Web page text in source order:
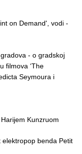
on Demand', vodi -
- o gradskoj
filmova ‘The
Seymoura i
Kunzruom
benda Petit